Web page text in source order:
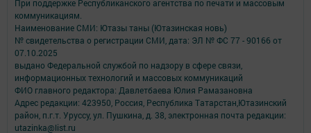
При поддержке Республиканского агентства по печати и массовым
коммуникациям.
Наименование СМИ: Ютазы таны (Ютазинская новь)
№ свидетельства о регистрации СМИ, дата: ЭЛ № ФС 77 - 90166 от
07.10.2025
выдано Федеральной службой по надзору в сфере связи,
информационных технологий и массовых коммуникаций
ФИО главного редактора: Давлетбаева Юлия Рамазановна
Адрес редакции: 423950, Россия, Республика Татарстан,Ютазинский
район, п.г.т. Уруссу, ул. Пушкина, д. 38, электронная почта редакции:
utazinka@list.ru